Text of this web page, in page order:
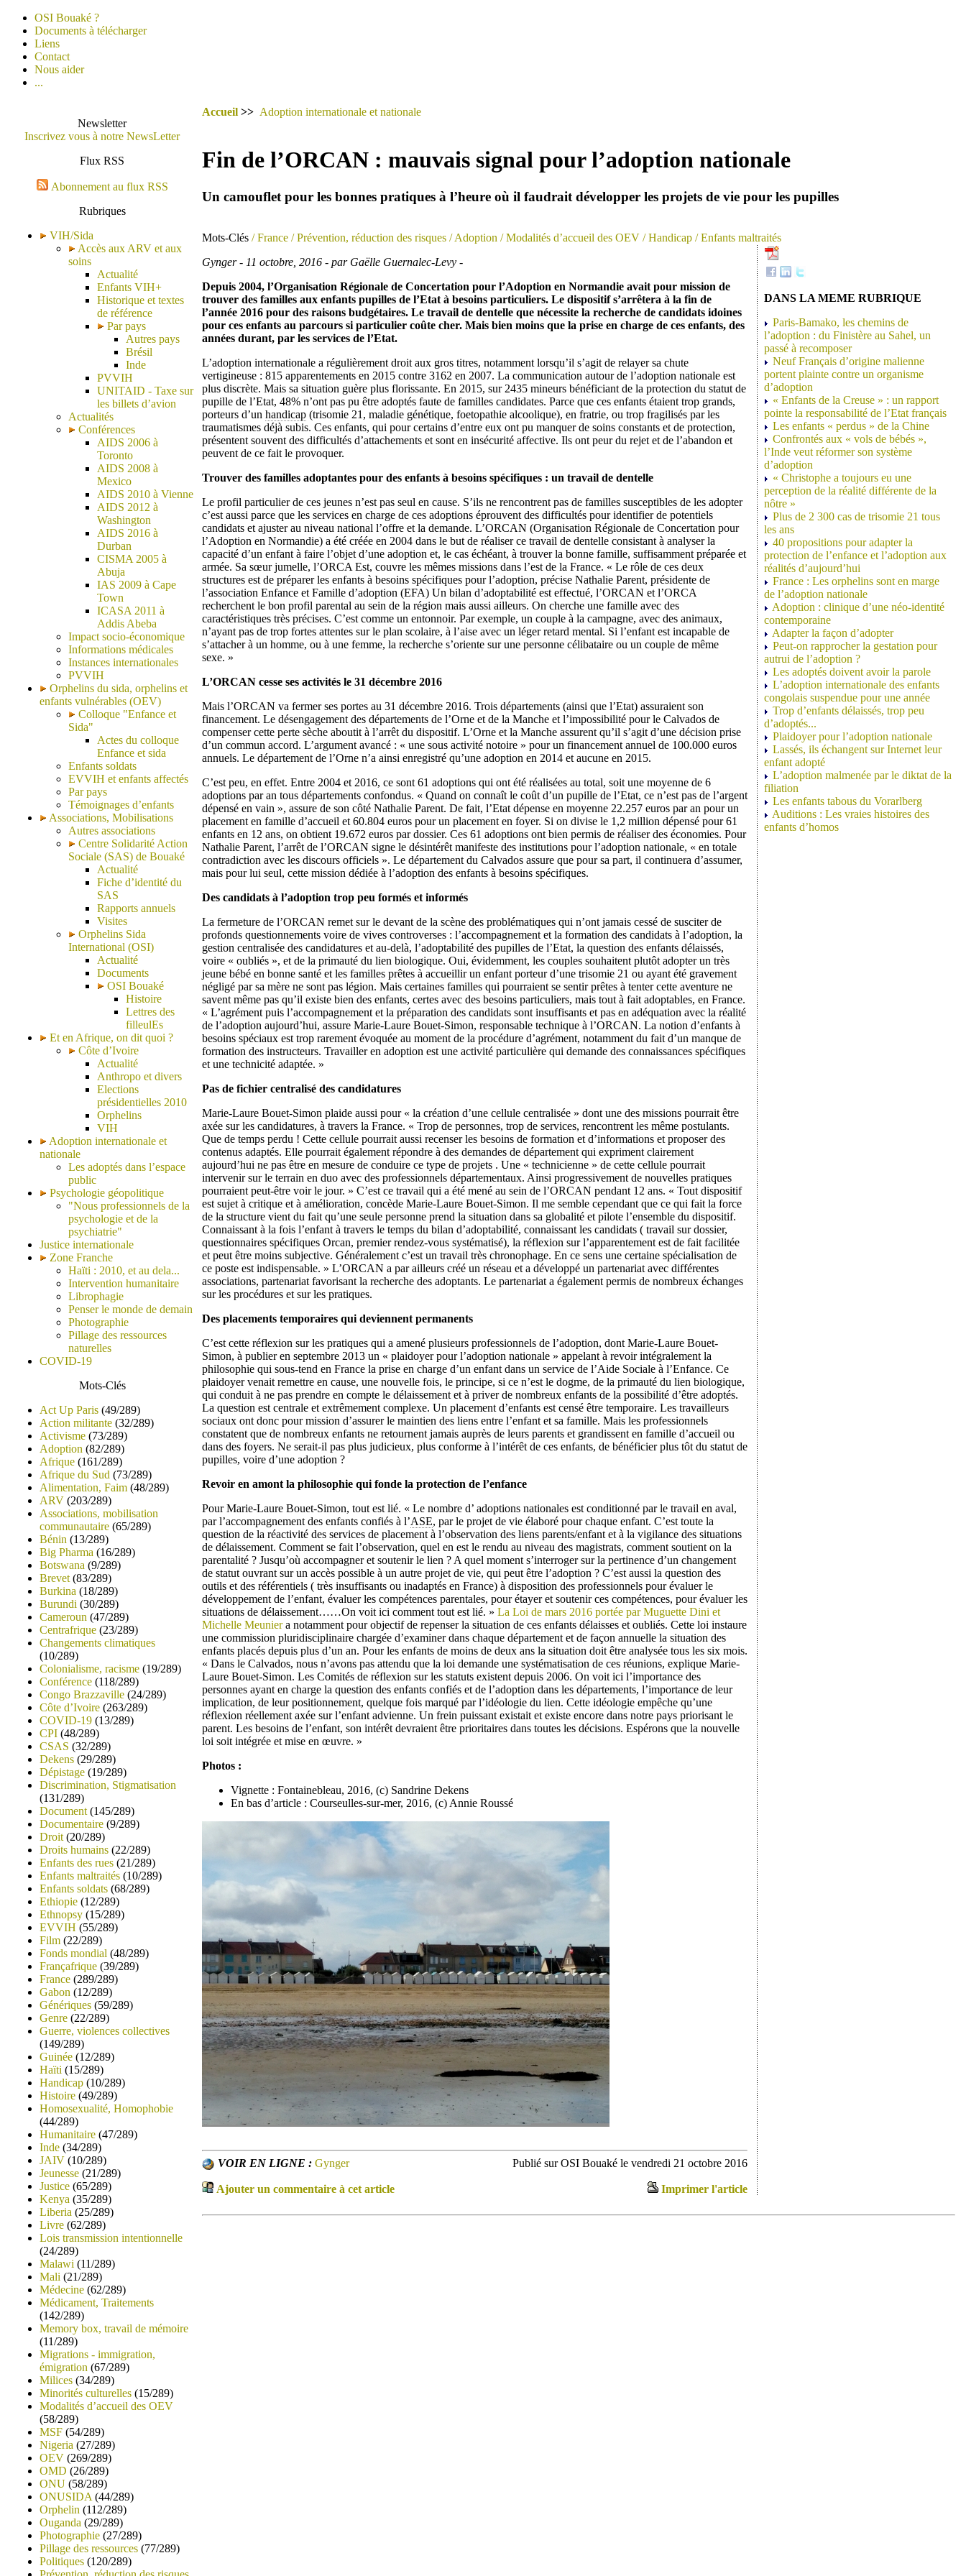
OSI Bouaké ?
Documents à télécharger
Liens
Contact
Nous aider
...
Newsletter
Inscrivez vous à notre NewsLetter
Flux RSS
Abonnement au flux RSS
Rubriques
VIH/Sida
Accès aux ARV et aux
soins
Actualité
Enfants VIH+
Historique et textes
de référence
Par pays
Autres pays
Brésil
Inde
PVVIH
UNITAID - Taxe sur
les billets d’avion
Actualités
Conférences
AIDS 2006 à
Toronto
AIDS 2008 à
Mexico
AIDS 2010 à Vienne
AIDS 2012 à
Washington
AIDS 2016 à
Durban
CISMA 2005 à
Abuja
IAS 2009 à Cape
Town
ICASA 2011 à
Addis Abeba
Impact socio-économique
Informations médicales
Instances internationales
PVVIH
Orphelins du sida, orphelins et
enfants vulnérables (OEV)
Colloque "Enfance et
Sida"
Actes du colloque
Enfance et sida
Enfants soldats
EVVIH et enfants affectés
Par pays
Témoignages d’enfants
Associations, Mobilisations
Autres associations
Centre Solidarité Action
Sociale (SAS) de Bouaké
Actualité
Fiche d’identité du
SAS
Rapports annuels
Visites
Orphelins Sida
International (OSI)
Actualité
Documents
OSI Bouaké
Histoire
Lettres des
filleulEs
Et en Afrique, on dit quoi ?
Côte d’Ivoire
Actualité
Anthropo et divers
Elections
présidentielles 2010
Orphelins
VIH
Adoption internationale et
nationale
Les adoptés dans l’espace
public
Psychologie géopolitique
"Nous professionnels de la
psychologie et de la
psychiatrie"
Justice internationale
Zone Franche
Haïti : 2010, et au dela...
Intervention humanitaire
Librophagie
Penser le monde de demain
Photographie
Pillage des ressources
naturelles
COVID-19
Mots-Clés
Act Up Paris (49/289)
Action militante (32/289)
Activisme (73/289)
Adoption (82/289)
Afrique (161/289)
Afrique du Sud (73/289)
Alimentation, Faim (48/289)
ARV (203/289)
Associations, mobilisation
communautaire (65/289)
Bénin (13/289)
Big Pharma (16/289)
Botswana (9/289)
Brevet (83/289)
Burkina (18/289)
Burundi (30/289)
Cameroun (47/289)
Centrafrique (23/289)
Changements climatiques
(10/289)
Colonialisme, racisme (19/289)
Conférence (118/289)
Congo Brazzaville (24/289)
Côte d’Ivoire (263/289)
COVID-19 (13/289)
CPI (48/289)
CSAS (32/289)
Dekens (29/289)
Dépistage (19/289)
Discrimination, Stigmatisation
(131/289)
Document (145/289)
Documentaire (9/289)
Droit (20/289)
Droits humains (22/289)
Enfants des rues (21/289)
Enfants maltraités (10/289)
Enfants soldats (68/289)
Ethiopie (12/289)
Ethnopsy (15/289)
EVVIH (55/289)
Film (22/289)
Fonds mondial (48/289)
Françafrique (39/289)
France (289/289)
Gabon (12/289)
Génériques (59/289)
Genre (22/289)
Guerre, violences collectives
(149/289)
Guinée (12/289)
Haïti (15/289)
Handicap (10/289)
Histoire (49/289)
Homosexualité, Homophobie
(44/289)
Humanitaire (47/289)
Inde (34/289)
JAIV (10/289)
Jeunesse (21/289)
Justice (65/289)
Kenya (35/289)
Liberia (25/289)
Livre (62/289)
Lois transmission intentionnelle
(24/289)
Malawi (11/289)
Mali (21/289)
Médecine (62/289)
Médicament, Traitements
(142/289)
Memory box, travail de mémoire
(11/289)
Migrations - immigration,
émigration (67/289)
Milices (34/289)
Minorités culturelles (15/289)
Modalités d’accueil des OEV
(58/289)
MSF (54/289)
Nigeria (27/289)
OEV (269/289)
OMD (26/289)
ONU (58/289)
ONUSIDA (44/289)
Orphelin (112/289)
Ouganda (29/289)
Photographie (27/289)
Pillage des ressources (77/289)
Politiques (120/289)
Accueil >> Adoption internationale et nationale
Fin de l’ORCAN : mauvais signal pour l’adoption nationale
Un camouflet pour les bonnes pratiques à l’heure où il faudrait développer les projets de vie pour les pupilles
Mots-Clés / France / Prévention, réduction des risques / Adoption / Modalités d’accueil des OEV / Handicap / Enfants maltraités
Gynger - 11 octobre, 2016 - par Gaëlle Guernalec-Levy -
Depuis 2004, l’Organisation Régionale de Concertation pour l’Adoption en Normandie avait pour mission de
trouver des familles aux enfants pupilles de l’Etat à besoins particuliers. Le dispositif s’arrêtera à la fin de
l’année 2016 pour des raisons budgétaires. Le travail de dentelle que nécessite la recherche de candidats idoines
pour ces enfants au parcours si particulier coûte cher. Mais bien moins que la prise en charge de ces enfants, des
années durant, par les services de l’Etat.
L’adoption internationale a régulièrement droit aux gros titres, notamment lorsqu’il s’agit de relayer sa chute
vertigineuse : 815 apparentements en 2015 contre 3162 en 2007. La communication autour de l’adoption nationale est
plus discrète. Mais sa situation guère plus florissante. En 2015, sur 2435 mineurs bénéficiant de la protection du statut de
pupille de l’Etat, 48% n’ont pas pu être adoptés faute de familles candidates. Parce que ces enfants étaient trop grands,
porteurs d’un handicap (trisomie 21, maladie génétique, foetopathie alcoolique), en fratrie, ou trop fragilisés par les
traumatismes déjà subis. Ces enfants, qui pour certains d’entre eux ont pu manquer de soins constants et de protection,
présentent souvent des difficultés d’attachements et sont en insécurité affective. Ils ont peur du rejet et de l’abandon et
peuvent de ce fait le provoquer.
Trouver des familles adoptantes pour des enfants à besoins spécifiques : un travail de dentelle
Le profil particulier de ces jeunes n’est pas seul en cause. S’ils ne rencontrent pas de familles susceptibles de les adopter
c’est aussi parce que les services en charge de ces adoptions éprouvent des difficultés pour identifier de potentiels
candidats et ajuster au niveau national l’offre et la demande. L’ORCAN (Organisation Régionale de Concertation pour
l’Adoption en Normandie) a été créée en 2004 dans le but de réaliser ce travail de dentelle consistant à analyser la
capacité d’un enfant à faire l’objet d’une adoption et, le cas échéant, à trouver la bonne famille, suffisamment préparée et
armée. Sa sœur jumelle, l’ORCA Est, couvre les mêmes missions dans l’est de la France. « Le rôle de ces deux
structures est de préparer les enfants à besoins spécifiques pour l’adoption, précise Nathalie Parent, présidente de
l’association Enfance et Famille d’adoption (EFA) Un bilan d’adoptabilité est effectué, l’ORCAN et l’ORCA
recherchent le bon profil parental au sein de la région mais aussi ailleurs. On cherche une famille avec des
caractéristiques très précises. C’est comme un entonnoir. Par exemple, un couple à la campagne, avec des animaux,
n’ayant pas de trop fortes attentes sur le plan scolaire, à l’aise avec un léger retard mental. Si l’enfant est incapable de
s’attacher à un homme, ou à une femme, la recherche s’oriente sur une personne célibataire ou un couple de même
sexe. »
L’ORCAN cesse ses activités le 31 décembre 2016
Mais l’ORCAN va fermer ses portes au 31 décembre 2016. Trois départements (ainsi que l’Etat) assuraient son
financement. Le désengagement des départements de l’Orne et de la Manche et l’impossibilité pour le Calvados de
compenser cette perte sèche aboutit à l’arrêt du dispositif. L’Orne et la Manche assurent qu’il s’agit d’une décision prise
d’un commun accord. L’argument avancé : « une sous activité notoire » pour un financement annuel de 100.000 euros
annuels. Le département de l’Orne n’a ainsi enregistré qu’une adoption en 2014 et aucune en 2015.
C’est peu, en effet. Entre 2004 et 2016, ce sont 61 adoptions qui ont été réalisées au total, soit une moyenne de 6
adoptions par an tous départements confondus. « Quand on connaît le coût d’un pupille de l’Etat, ce n’est pas de l’argent
dépensé en vain », assure de son côté Nathalie Parent. De fait, l’Etat dépense en moyenne 22.257 euros par an pour un
placement en famille d’accueil et 60.804 euros pour un placement en foyer. Si on divise le 1,2 million dépensé pour 61
enfants en 12 ans, on obtient 19.672 euros par dossier. Ces 61 adoptions ont bien permis de réaliser des économies. Pour
Nathalie Parent, l’arrêt de l’ORCAN signe le désintérêt manifeste des institutions pour l’adoption nationale, « en totale
contradiction avec les discours officiels ». Le département du Calvados assure que pour sa part, il continuera d’assumer,
mais pour lui seul, cette mission dédiée à l’adoption des enfants à besoins spécifiques.
Des candidats à l’adoption trop peu formés et informés
La fermeture de l’ORCAN remet sur le devant de la scène des problématiques qui n’ont jamais cessé de susciter de
profonds questionnements voire de vives controverses : l’accompagnement et la formation des candidats à l’adoption, la
gestion centralisée des candidatures et au-delà, l’adoptabilité des pupilles de l’Etat, la question des enfants délaissés,
voire « oubliés », et de la primauté du lien biologique. Oui, évidemment, les couples souhaitent plutôt adopter un très
jeune bébé en bonne santé et les familles prêtes à accueillir un enfant porteur d’une trisomie 21 ou ayant été gravement
négligé par sa mère ne sont pas légion. Mais certaines familles qui pourraient se sentir prêtes à tenter cette aventure ne
savent même pas qu’il existe bien des enfants, certes avec des besoins particuliers, mais tout à fait adoptables, en France.
« L’agrément puis l’accompagnement et la préparation des candidats sont insuffisants et pas en adéquation avec la réalité
de l’adoption aujourd’hui, assure Marie-Laure Bouet-Simon, responsable technique à l’ORCAN. La notion d’enfants à
besoins spéciaux est trop rarement évoquée au moment de la procédure d’agrément, notamment du fait d’un manque de
formation des instructeurs. Travailler en adoption est une activité particulière qui demande des connaissances spécifiques
et une technicité adaptée. »
Pas de fichier centralisé des candidatures
Marie-Laure Bouet-Simon plaide aussi pour « la création d’une cellule centralisée » dont une des missions pourrait être
axée sur les candidatures, à travers la France. « Trop de personnes, trop de services, rencontrent les même postulants.
Que de temps perdu ! Cette cellule pourrait aussi recenser les besoins de formation et d’informations et proposer des
contenus adaptés. Elle pourrait également répondre à des demandes de département qui expriment clairement
aujourd’hui ne pas être en mesure de conduire ce type de projets . Une « technicienne » de cette cellule pourrait
intervenir sur le terrain en duo avec des professionnels départementaux. Ainsi progressivement de nouvelles pratiques
pourraient peut-être voir le jour. » C’est ce travail qui a été mené au sein de l’ORCAN pendant 12 ans. « Tout dispositif
est sujet à critique et à amélioration, concède Marie-Laure Bouet-Simon. Il me semble cependant que ce qui fait la force
de la structure vient du fait qu’une seule personne prend la situation dans sa globalité et pilote l’ensemble du dispositif.
Connaissant à la fois l’enfant à travers le temps du bilan d’adoptabilité, connaissant les candidats ( travail sur dossier,
questionnaires spécifiques Orcan, premier rendez-vous systématisé), la réflexion sur l’apparentement est de fait facilitée
et peut être moins subjective. Généralement c’est un travail très chronophage. En ce sens une certaine spécialisation de
ce poste est indispensable. » L’ORCAN a par ailleurs créé un réseau et a développé un partenariat avec différentes
associations, partenariat favorisant la recherche des adoptants. Le partenariat a également permis de nombreux échanges
sur les procédures et sur les pratiques.
Des placements temporaires qui deviennent permanents
C’est cette réflexion sur les pratiques qui a amené plusieurs professionnels de l’adoption, dont Marie-Laure Bouet-
Simon, à publier en septembre 2013 un « plaidoyer pour l’adoption nationale » appelant à revoir intégralement la
philosophie qui sous-tend en France la prise en charge d’un enfant dans un service de l’Aide Sociale à l’Enfance. Ce
plaidoyer venait remettre en cause, une nouvelle fois, le principe, si ce n’est le dogme, de la primauté du lien biologique,
qui conduit à ne pas prendre en compte le délaissement et à priver de nombreux enfants de la possibilité d’être adoptés.
La question est centrale et extrêmement complexe. Un placement d’enfants est censé être temporaire. Les travailleurs
sociaux ont donc pour mission d’assurer le maintien des liens entre l’enfant et sa famille. Mais les professionnels
constatent que de nombreux enfants ne retournent jamais auprès de leurs parents et grandissent en famille d’accueil ou
dans des foyers. Ne serait-il pas plus judicieux, plus conforme à l’intérêt de ces enfants, de bénéficier plus tôt du statut de
pupilles, voire d’une adoption ?
Revoir en amont la philosophie qui fonde la protection de l’enfance
Pour Marie-Laure Bouet-Simon, tout est lié. « Le nombre d’ adoptions nationales est conditionné par le travail en aval,
par l’accompagnement des enfants confiés à l’ASE, par le projet de vie élaboré pour chaque enfant. C’est toute la
question de la réactivité des services de placement à l’observation des liens parents/enfant et à la vigilance des situations
de délaissement. Comment se fait l’observation, quel en est le rendu au niveau des magistrats, comment soutient on la
parentalité ? Jusqu’où accompagner et soutenir le lien ? A quel moment s’interroger sur la pertinence d’un changement
de statut ouvrant sur un accès possible à un autre projet de vie, qui peut être l’adoption ? C’est aussi la question des
outils et des référentiels ( très insuffisants ou inadaptés en France) à disposition des professionnels pour évaluer le
développement de l’enfant, évaluer les compétences parentales, pour étayer et soutenir ces compétences, pour évaluer les
situations de délaissement……On voit ici comment tout est lié. » La Loi de mars 2016 portée par Muguette Dini et
Michelle Meuniera notamment pour objectif de repenser la situation de ces enfants délaisses et oubliés. Cette loi instaure
une commission pluridisciplinaire chargée d’examiner dans chaque département et de façon annuelle la situation des
enfants placés depuis plus d’un an. Pour les enfants de moins de deux ans la situation doit être analysée tous les six mois.
« Dans le Calvados, nous n’avons pas attendu que la loi demande une systématisation de ces réunions, explique Marie-
Laure Bouet-Simon. Les Comités de réflexion sur les statuts existent depuis 2006. On voit ici l’importance des
personnes ayant en charge la question des enfants confiés et de l’adoption dans les départements, l’importance de leur
implication, de leur positionnement, quelque fois marqué par l’idéologie du lien. Cette idéologie empêche qu’une
réflexion réellement axée sur l’enfant advienne. Un frein puissant existait et existe encore dans notre pays priorisant le
parent. Les besoins de l’enfant, son intérêt devraient être prioritaires dans toutes les décisions. Espérons que la nouvelle
loi soit intégrée et mise en œuvre. »
Photos :
Vignette : Fontainebleau, 2016, (c) Sandrine Dekens
En bas d’article : Courseulles-sur-mer, 2016, (c) Annie Roussé
VOIR EN LIGNE : Gynger Publié sur OSI Bouaké le vendredi 21 octobre 2016
Ajouter un commentaire à cet article Imprimer l'article
DANS LA MEME RUBRIQUE
Paris-Bamako, les chemins de
l’adoption : du Finistère au Sahel, un
passé à recomposer
Neuf Français d’origine malienne
portent plainte contre un organisme
d’adoption
« Enfants de la Creuse » : un rapport
pointe la responsabilité de l’Etat français
Les enfants « perdus » de la Chine
Confrontés aux « vols de bébés »,
l’Inde veut réformer son système
d’adoption
« Christophe a toujours eu une
perception de la réalité différente de la
nôtre »
Plus de 2 300 cas de trisomie 21 tous
les ans
40 propositions pour adapter la
protection de l’enfance et l’adoption aux
réalités d’aujourd’hui
France : Les orphelins sont en marge
de l’adoption nationale
Adoption : clinique d’une néo-identité
contemporaine
Adapter la façon d’adopter
Peut-on rapprocher la gestation pour
autrui de l’adoption ?
Les adoptés doivent avoir la parole
L’adoption internationale des enfants
congolais suspendue pour une année
Trop d’enfants délaissés, trop peu
d’adoptés...
Plaidoyer pour l’adoption nationale
Lassés, ils échangent sur Internet leur
enfant adopté
L’adoption malmenée par le diktat de la
filiation
Les enfants tabous du Vorarlberg
Auditions : Les vraies histoires des
enfants d’homos